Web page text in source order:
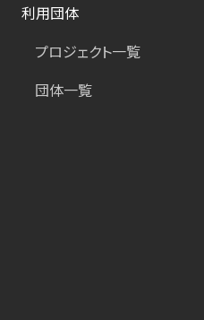
利用団体
プロジェクト一覧
団体一覧